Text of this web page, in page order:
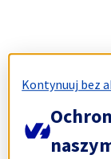
Kontynuuj bez